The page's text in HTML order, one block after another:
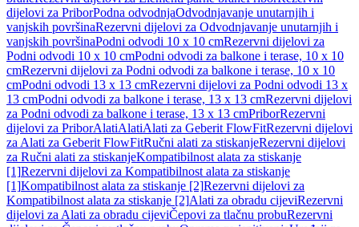
dijelovi za PriborPodna odvodnjaOdvodnjavanje unutarnjih i
vanjskih površinaRezervni dijelovi za Odvodnjavanje unutarnjih i
vanjskih površinaPodni odvodi 10 x 10 cmRezervni dijelovi za
Podni odvodi 10 x 10 cmPodni odvodi za balkone i terase, 10 x 10
cmRezervni dijelovi za Podni odvodi za balkone i terase, 10 x 10
cmPodni odvodi 13 x 13 cmRezervni dijelovi za Podni odvodi 13 x
13 cmPodni odvodi za balkone i terase, 13 x 13 cmRezervni dijelovi
za Podni odvodi za balkone i terase, 13 x 13 cmPriborRezervni
dijelovi za PriborAlatiAlatiAlati za Geberit FlowFitRezervni dijelovi
za Alati za Geberit FlowFitRučni alati za stiskanjeRezervni dijelovi
za Ručni alati za stiskanjeKompatibilnost alata za stiskanje
[1]Rezervni dijelovi za Kompatibilnost alata za stiskanje
[1]Kompatibilnost alata za stiskanje [2]Rezervni dijelovi za
Kompatibilnost alata za stiskanje [2]Alati za obradu cijeviRezervni
dijelovi za Alati za obradu cijeviČepovi za tlačnu probuRezervni